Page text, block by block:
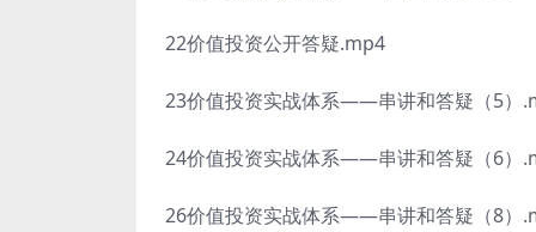
22价值投资公开答疑.mp4
23价值投资实战体系——串讲和答疑（5）
24价值投资实战体系——串讲和答疑（6）
26价值投资实战体系——串讲和答疑（8）